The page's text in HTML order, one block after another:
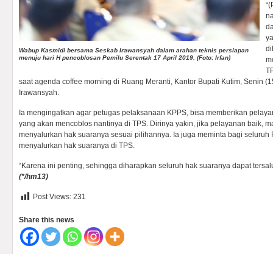
Wabup Kasmidi bersama Seskab Irawansyah dalam arahan teknis persiapan
menuju hari H pencoblosan Pemilu Serentak 17 April 2019. (Foto: Irfan)
saat agenda coffee morning di Ruang Meranti, Kantor Bupati Kutim, Senin
Irawansyah.
Ia mengingatkan agar petugas pelaksanaan KPPS, bisa memberikan
yang akan mencoblos nantinya di TPS. Dirinya yakin, jika pelayanan baik,
menyalurkan hak suaranya sesuai pilihannya. Ia juga meminta bagi seluruh
menyalurkan hak suaranya di TPS.
“Karena ini penting, sehingga diharapkan seluruh hak suaranya dapat
(*/hm13)
Post Views: 231
Share this news